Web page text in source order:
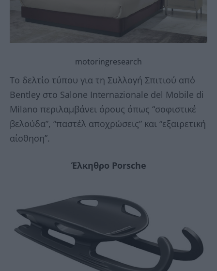
motoringresearch
Το δελτίο τύπου για τη Συλλογή Σπιτιού από
Bentley στο Salone Internazionale del Mobile di
Milano περιλαμβάνει όρους όπως “σοφιστικέ
βελούδα”, “παστέλ αποχρώσεις” και “εξαιρετική
αίσθηση”.
Έλκηθρο Porsche